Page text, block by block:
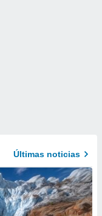
Últimas noticias